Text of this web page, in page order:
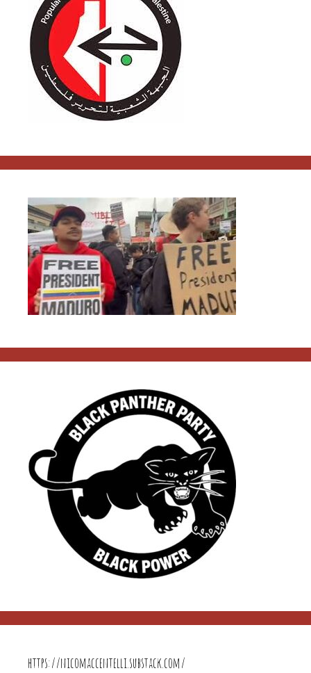
https://nicomaccentelli.substack.com/